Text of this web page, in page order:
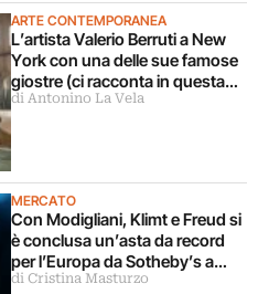
ARTE CONTEMPORANEA
L’artista Valerio Berruti a New
York con una delle sue famose
giostre (ci racconta in questa
intervista)
di Antonino La Vela
MERCATO
Con Modigliani, Klimt e Freud si
è conclusa un’asta da record
per l’Europa da Sotheby’s a
Londra
di Cristina Masturzo